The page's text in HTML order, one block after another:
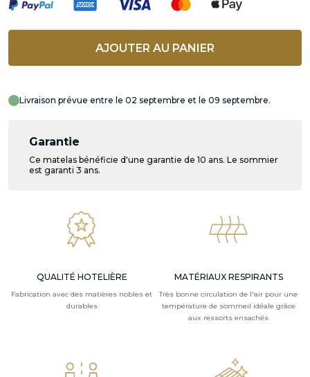
AJOUTER AU PANIER
Livraison prévue entre le 02 septembre et le 09 septembre.
Garantie
Ce matelas bénéficie d'une garantie de 10 ans. Le sommier
est garanti 3 ans.
QUALITÉ HOTELIÈRE
Fabrication avec des matières nobles et
durables
MATÉRIAUX RESPIRANTS
Très bonne circulation de l'air pour une
température de sommeil idéale grâce
aux ressorts ensachés